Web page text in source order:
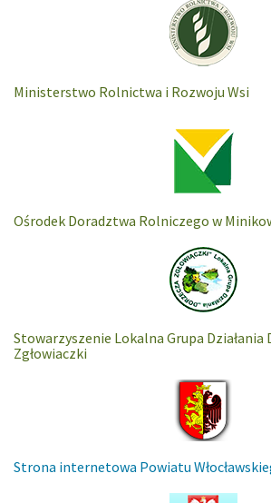
Ministerstwo Rolnictwa i Rozwoju Wsi
Ośrodek Doradztwa Rolniczego w
Stowarzyszenie Lokalna Grupa Działania
Zgłowiaczki
Strona internetowa Powiatu